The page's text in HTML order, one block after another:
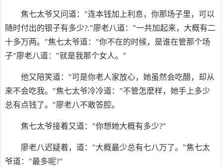
焦七太爷又问道："连本钱加上利息，你那场子里，可以
随时付出的银子有多少?."廖老八道："一共加起来，大概有二
十多万两。"焦七太爷道："你不在的时候，是谁在管那个场
子"廖老八道："就是我那个女人。"
他又陪笑道："可是你老人家放心，她虽然会吃醋，却从
来不会吃我。"焦七太爷冷冷道："不管怎麽样，她手上多少
总有点钱了。"廖老八不敢答腔。
焦七太爷接着又道："你想她大概有多少?"
廖老八迟疑着，道："大概最少总有七八万了。"焦七太
爷道："最多呢?"